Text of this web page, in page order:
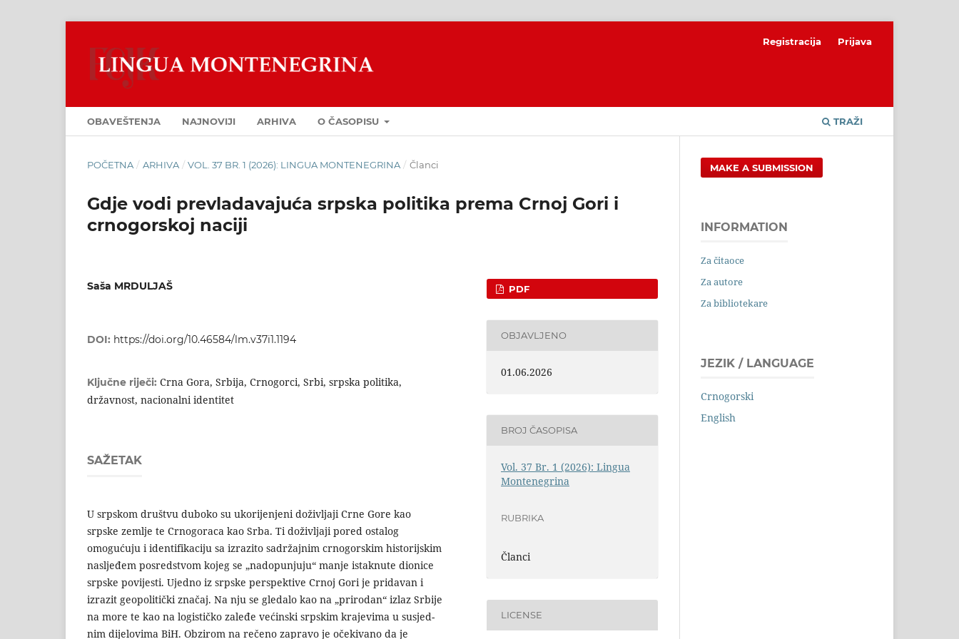
OBAVEŠTENJA NAJNOVIJI ARHIVA O ČASOPISU TRAŽI
Registracija Prijava
POČETNA / ARHIVA / VOL. 37 BR. 1 (2026): LINGUA MONTENEGRINA / Članci
Gdje vodi prevladavajuća srpska politika prema Crnoj Gori i
crnogorskoj naciji
Saša MRDULJAŠ
DOI: https://doi.org/10.46584/lm.v37i1.1194
Ključne riječi: Crna Gora, Srbija, Crnogorci, Srbi, srpska politika,
državnost, nacionalni identitet
SAŽETAK
U srpskom društvu duboko su ukorijenjeni doživljaji Crne Gore kao
srpske zemlje te Crnogoraca kao Srba. Ti doživljaji pored ostalog
omogućuju i identifikaciju sa izrazito sadržajnim crnogorskim historijskim
nasljeđem posredstvom kojeg se „na­dopunjuju“ manje istaknute dionice
srpske povijesti. Ujedno iz srpske perspektive Crnoj Gori je pridavan i
izrazit geopolitički značaj. Na nju se gledalo kao na „prirodan“ izlaz Srbije
na more te kao na logističko zaleđe većinski srpskim krajevima u susjed­
nim dijelovima BiH. Obzirom na rečeno zapravo je očekivano da je
PDF
OBJAVLJENO
01.06.2026
BROJ ČASOPISA
Vol. 37 Br. 1 (2026): Lingua
Montenegrina
RUBRIKA
Članci
LICENSE
MAKE A SUBMISSION
INFORMATION
Za čitaoce
Za autore
Za bibliotekare
JEZIK / LANGUAGE
Crnogorski
English